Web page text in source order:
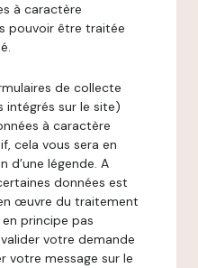
à caractère
pouvoir être traitée
de collecte
intégrés sur le site)
à caractère
cela vous sera en
d’une légende. A
données est
œuvre du traitement
principe pas
votre demande
votre message sur le